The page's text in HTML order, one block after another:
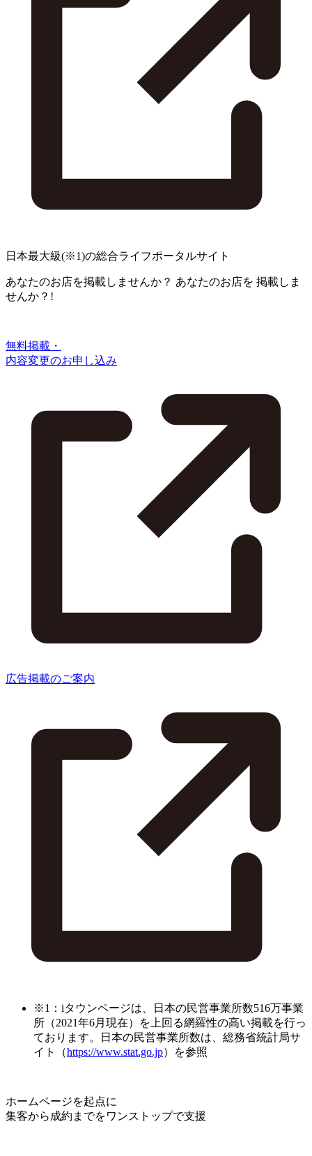
日本最大級(※1)の総合ライフポータルサイト
あなたのお店を掲載しませんか？ あなたのお店を 掲載しま
せんか？!
無料掲載・
内容変更のお申し込み
広告掲載のご案内
※1：iタウンページは、日本の民営事業所数516万事業
所（2021年6月現在）を上回る網羅性の高い掲載を行っ
ております。日本の民営事業所数は、総務省統計局サ
イト（https://www.stat.go.jp）を参照
ホームページを起点に
集客から成約までをワンストップで支援